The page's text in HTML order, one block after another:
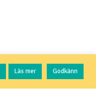
Läs mer Godkänn
Kontakta oss